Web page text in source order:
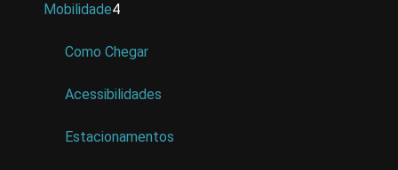
Mobilidade4
Como Chegar
Acessibilidades
Estacionamentos